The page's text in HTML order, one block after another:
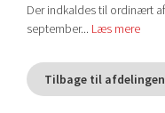
Der indkaldes til ordinært
september... Læs mere
Tilbage til afdelingen